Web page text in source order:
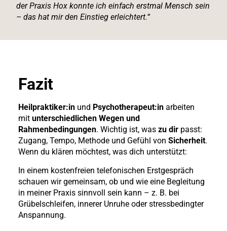
der Praxis Hox konnte ich einfach erstmal Mensch sein
– das hat mir den Einstieg erleichtert.“
Fazit
Heilpraktiker:in und Psychotherapeut:in arbeiten
mit unterschiedlichen Wegen und
Rahmenbedingungen. Wichtig ist, was zu dir passt:
Zugang, Tempo, Methode und Gefühl von Sicherheit.
Wenn du klären möchtest, was dich unterstützt:
In einem kostenfreien telefonischen Erstgespräch
schauen wir gemeinsam, ob und wie eine Begleitung
in meiner Praxis sinnvoll sein kann – z. B. bei
Grübelschleifen, innerer Unruhe oder stressbedingter
Anspannung.